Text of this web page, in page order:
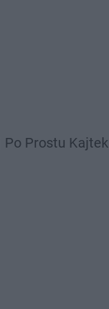
Po Prostu Kajtek